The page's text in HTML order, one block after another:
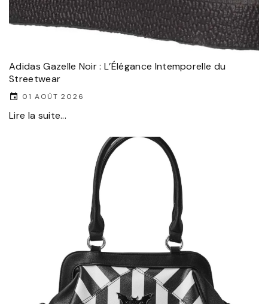
Adidas Gazelle Noir : L’Élégance Intemporelle du
Streetwear
01 AOÛT 2026
Lire la suite...